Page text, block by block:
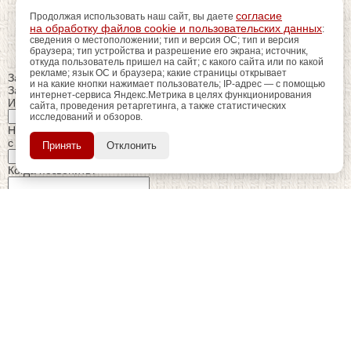
Продолжая использовать наш сайт, вы даете согласие
на обработку файлов cookie и пользовательских данных:
сведения о местоположении; тип и версия ОС; тип и версия
браузера; тип устройства и разрешение его экрана; источник,
откуда пользователь пришел на сайт; с какого сайта или по какой
рекламе; язык ОС и браузера; какие страницы открывает
и на какие кнопки нажимает пользователь; IP-адрес — с помощью
интернет-сервиса Яндекс.Метрика в целях функционирования
сайта, проведения ретаргетинга, а также статистических
исследований и обзоров.
Принять Отклонить
Закрыть
Заказ обратного звонка
Имя Отчество:
Номер телефона:
с кодом города
Когда позвонить?
Пройдитерегистрацию
использования
дополнительных возможностей